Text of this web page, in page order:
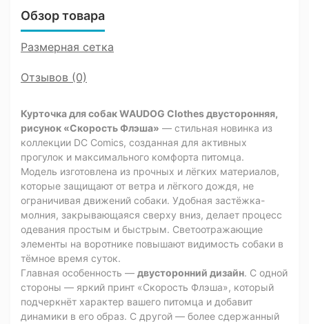
Обзор товара
Размерная сетка
Отзывов (0)
Курточка для собак WAUDOG Clothes двусторонняя,
рисунок «Скорость Флэша» — стильная новинка из
коллекции DC Comics, созданная для активных
прогулок и максимального комфорта питомца.
Модель изготовлена из прочных и лёгких материалов,
которые защищают от ветра и лёгкого дождя, не
ограничивая движений собаки. Удобная застёжка-
молния, закрывающаяся сверху вниз, делает процесс
одевания простым и быстрым. Светоотражающие
элементы на воротнике повышают видимость собаки в
тёмное время суток.
Главная особенность — двусторонний дизайн. С одной
стороны — яркий принт «Скорость Флэша», который
подчеркнёт характер вашего питомца и добавит
динамики в его образ. С другой — более сдержанный